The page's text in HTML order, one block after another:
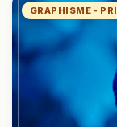
GRAPHISME -